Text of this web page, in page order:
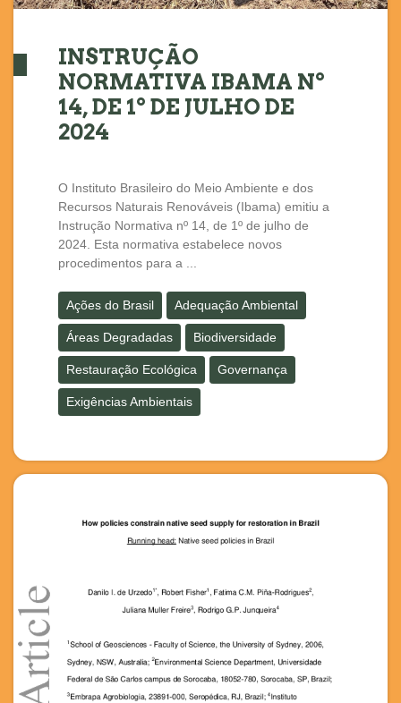
INSTRUÇÃO
NORMATIVA IBAMA Nº
14, DE 1º DE JULHO DE
2024
O Instituto Brasileiro do Meio Ambiente e dos
Recursos Naturais Renováveis (Ibama) emitiu a
Instrução Normativa nº 14, de 1º de julho de
2024. Esta normativa estabelece novos
procedimentos para a ...
Ações do Brasil Adequação Ambiental
Áreas Degradadas Biodiversidade
Restauração Ecológica Governança
Exigências Ambientais